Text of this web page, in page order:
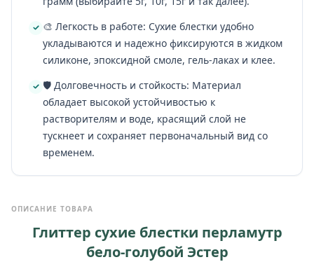
🎨 Легкость в работе: Сухие блестки удобно
укладываются и надежно фиксируются в жидком
силиконе, эпоксидной смоле, гель-лаках и клее.
🛡️ Долговечность и стойкость: Материал
обладает высокой устойчивостью к
растворителям и воде, красящий слой не
тускнеет и сохраняет первоначальный вид со
временем.
ОПИСАНИЕ ТОВАРА
Глиттер сухие блестки перламутр
бело-голубой Эстер